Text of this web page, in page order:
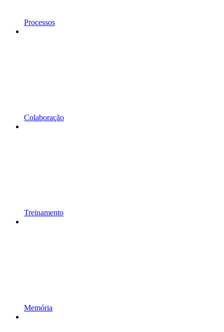
Processos
Colaboração
Treinamento
Memória